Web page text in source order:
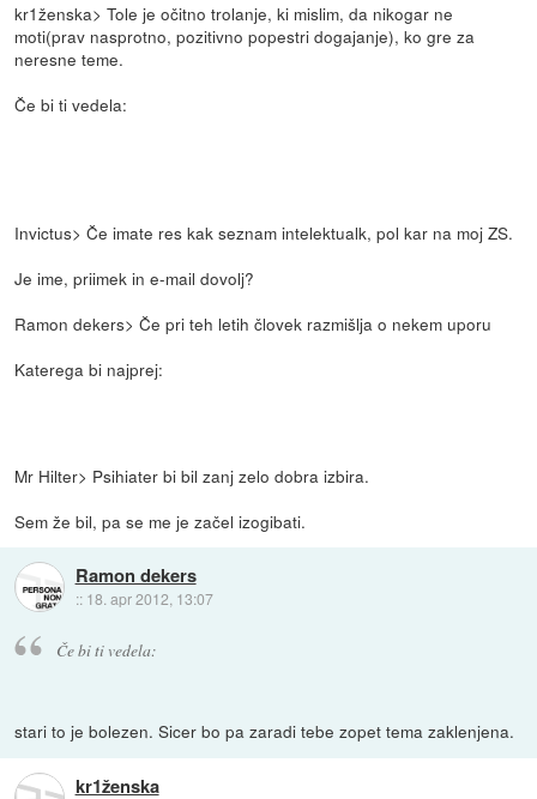
kr1ženska> Tole je očitno trolanje, ki mislim, da nikogar ne
moti(prav nasprotno, pozitivno popestri dogajanje), ko gre za
neresne teme.
Če bi ti vedela:
Invictus> Če imate res kak seznam intelektualk, pol kar na moj ZS.
Je ime, priimek in e-mail dovolj?
Ramon dekers> Če pri teh letih človek razmišlja o nekem uporu
Katerega bi najprej:
Mr Hilter> Psihiater bi bil zanj zelo dobra izbira.
Sem že bil, pa se me je začel izogibati.
Ramon dekers
:: 18. apr 2012, 13:07
Če bi ti vedela:
stari to je bolezen. Sicer bo pa zaradi tebe zopet tema zaklenjena.
kr1ženska